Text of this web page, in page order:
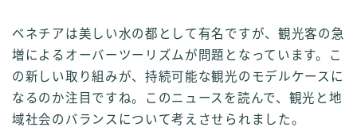
ベネチアは美しい水の都として有名ですが、観光客の急
増によるオーバーツーリズムが問題となっています。こ
の新しい取り組みが、持続可能な観光のモデルケースに
なるのか注目ですね。このニュースを読んで、観光と地
域社会のバランスについて考えさせられました。